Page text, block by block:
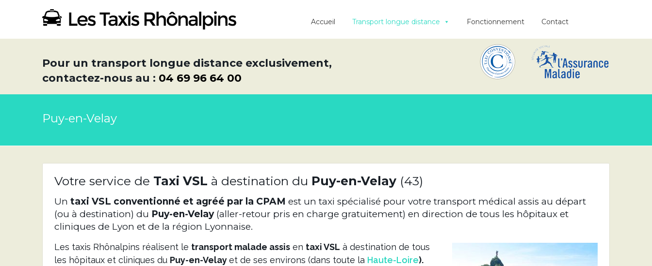
Accueil Transport longue distance Fonctionnement Contact
Pour un transport longue distance exclusivement,
contactez-nous au : 04 69 96 64 00
Puy-en-Velay
Votre service de Taxi VSL à destination du Puy-en-Velay (43)
Un taxi VSL conventionné et agréé par la CPAM est un taxi spécialisé pour votre transport médical assis au départ
(ou à destination) du Puy-en-Velay (aller-retour pris en charge gratuitement) en direction de tous les hôpitaux et
cliniques de Lyon et de la région Lyonnaise.
Les taxis Rhônalpins réalisent le transport malade assis en taxi VSL à destination de tous
les hôpitaux et cliniques du Puy-en-Velayet de ses environs (dans toute la Haute-Loire).